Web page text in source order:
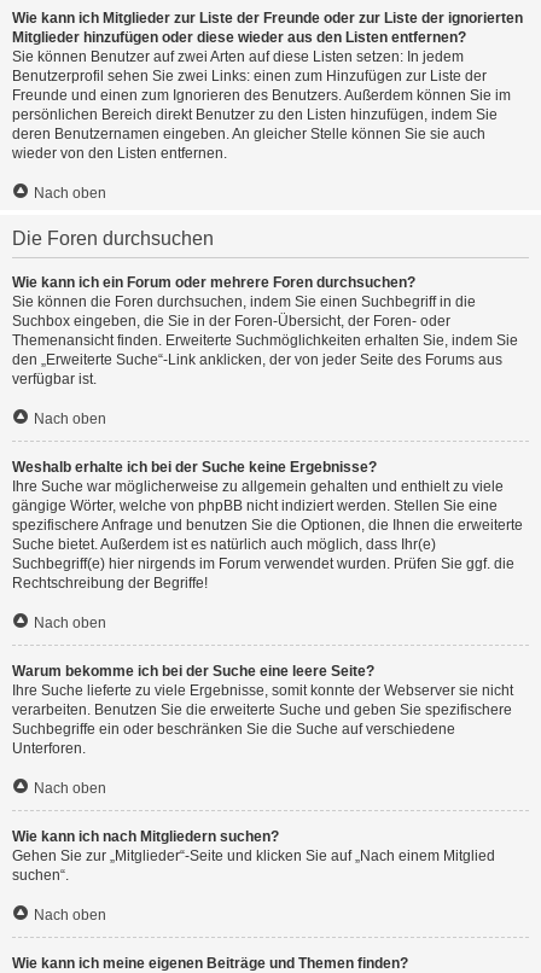
Wie kann ich Mitglieder zur Liste der Freunde oder zur Liste der ignorierten
Mitglieder hinzufügen oder diese wieder aus den Listen entfernen?
Sie können Benutzer auf zwei Arten auf diese Listen setzen: In jedem
Benutzerprofil sehen Sie zwei Links: einen zum Hinzufügen zur Liste der
Freunde und einen zum Ignorieren des Benutzers. Außerdem können Sie im
persönlichen Bereich direkt Benutzer zu den Listen hinzufügen, indem Sie
deren Benutzernamen eingeben. An gleicher Stelle können Sie sie auch
wieder von den Listen entfernen.
Nach oben
Die Foren durchsuchen
Wie kann ich ein Forum oder mehrere Foren durchsuchen?
Sie können die Foren durchsuchen, indem Sie einen Suchbegriff in die
Suchbox eingeben, die Sie in der Foren-Übersicht, der Foren- oder
Themenansicht finden. Erweiterte Suchmöglichkeiten erhalten Sie, indem Sie
den „Erweiterte Suche“-Link anklicken, der von jeder Seite des Forums aus
verfügbar ist.
Nach oben
Weshalb erhalte ich bei der Suche keine Ergebnisse?
Ihre Suche war möglicherweise zu allgemein gehalten und enthielt zu viele
gängige Wörter, welche von phpBB nicht indiziert werden. Stellen Sie eine
spezifischere Anfrage und benutzen Sie die Optionen, die Ihnen die erweiterte
Suche bietet. Außerdem ist es natürlich auch möglich, dass Ihr(e)
Suchbegriff(e) hier nirgends im Forum verwendet wurden. Prüfen Sie ggf. die
Rechtschreibung der Begriffe!
Nach oben
Warum bekomme ich bei der Suche eine leere Seite?
Ihre Suche lieferte zu viele Ergebnisse, somit konnte der Webserver sie nicht
verarbeiten. Benutzen Sie die erweiterte Suche und geben Sie spezifischere
Suchbegriffe ein oder beschränken Sie die Suche auf verschiedene
Unterforen.
Nach oben
Wie kann ich nach Mitgliedern suchen?
Gehen Sie zur „Mitglieder“-Seite und klicken Sie auf „Nach einem Mitglied
suchen“.
Nach oben
Wie kann ich meine eigenen Beiträge und Themen finden?